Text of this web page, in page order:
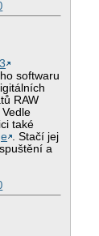
softwaru
RAW
Vedle
také
. Stačí jej
a